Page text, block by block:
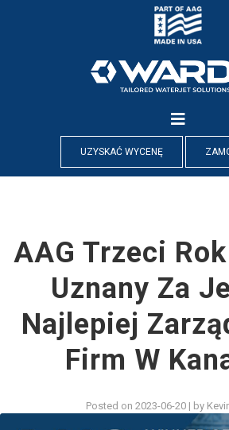
UZYSKAĆ WYCENĘ
AAG Trzeci
Uznany Za
Najlepiej
Firm W
Posted on 2023-06-20| by